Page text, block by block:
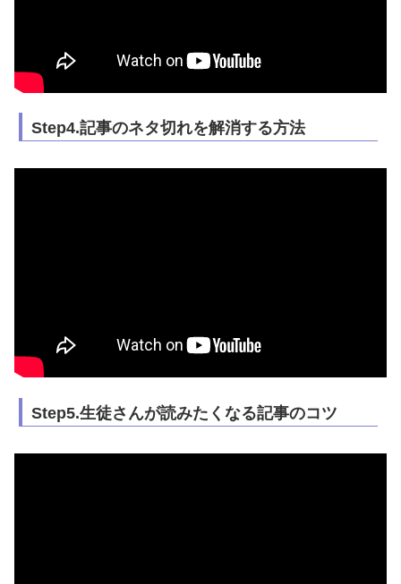
Step4.記事のネタ切れを解消する方法
Step5.生徒さんが読みたくなる記事のコツ